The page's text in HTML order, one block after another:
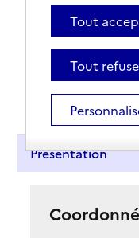
Présentation
Tout
Tout